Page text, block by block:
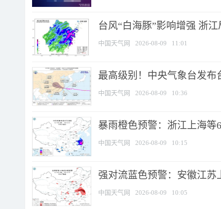
台风“白海豚”影响增强 浙
中国天气网 2026-08-09 11:01
最高级别！中央气象台发布
中国天气网 2026-08-09 10:36
暴雨橙色预警：浙江上海等
中国天气网 2026-08-09 10:15
强对流蓝色预警：安徽江苏
中国天气网 2026-08-09 10:05